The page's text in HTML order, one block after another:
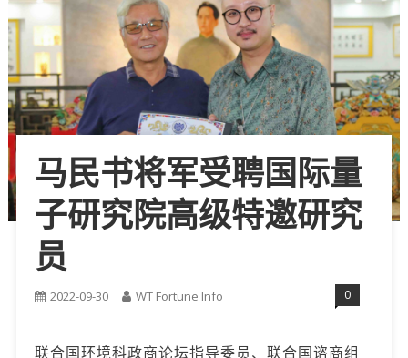
马民书将军受聘国际量
子研究院高级特邀研究
员
2022-09-30 WT Fortune Info 0
联合国环境科政商论坛指导委员、联合国谘商组